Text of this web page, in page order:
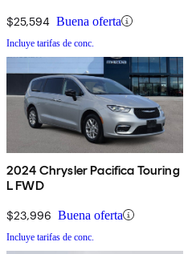
$25,594 Buena oferta
Incluye tarifas de conc.
2024 Chrysler Pacifica Touring
L FWD
$23,996 Buena oferta
Incluye tarifas de conc.